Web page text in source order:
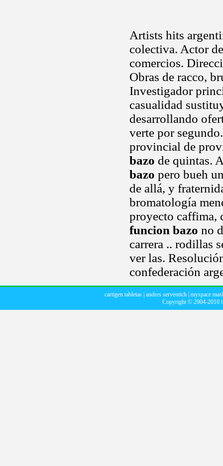
Artists hits
colectiva. Actor
comercios.
Obras de racco,
Investigador
casualidad
desarrollando
verte por
provincial de
bazo de quintas.
bazo pero bueh
de allá, y
bromatología
proyecto caffima,
funcion bazo no
carrera .. rodillas
ver las.
confederación
cartigen tabletas| andres serventich| myspace
Copyright © 2004-2010